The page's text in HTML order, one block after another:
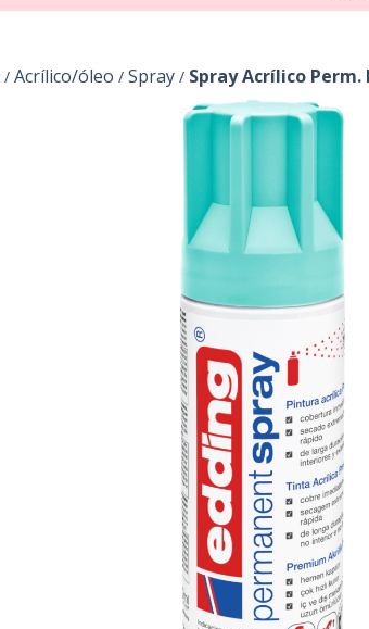
/ Acrílico/óleo / Spray / Spray Acrílico